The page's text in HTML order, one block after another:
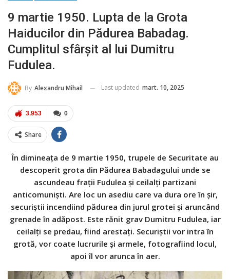
9 martie 1950. Lupta de la Grota
Haiducilor din Pădurea Babadag.
Cumplitul sfârşit al lui Dumitru
Fudulea.
By Alexandru Mihail Last updated mart. 10, 2025
0
3.953
Share
În dimineaţa de 9 martie 1950, trupele de Securitate au
descoperit grota din Pădurea Babadagului unde se
ascundeau fraţii Fudulea şi ceilalţi partizani
anticomunişti. Are loc un asediu care va dura ore în şir,
securiştii incendiind pădurea din jurul grotei şi aruncând
grenade în adăpost. Este rănit grav Dumitru Fudulea, iar
ceilalţi se predau, fiind arestaţi. Securiştii vor intra în
grotă, vor coate lucrurile şi armele, fotografiind locul,
apoi îl vor arunca în aer.